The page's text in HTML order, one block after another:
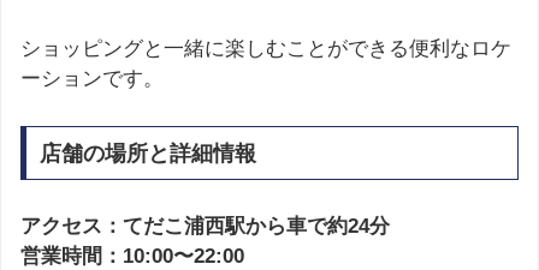
ショッピングと一緒に楽しむことができる便利なロケ
ーションです。
店舗の場所と詳細情報
アクセス：てだこ浦西駅から車で約24分
営業時間：10:00〜22:00